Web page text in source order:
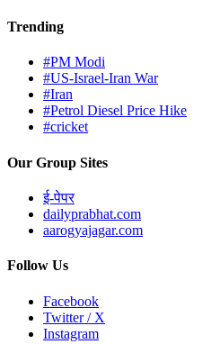
Trending
#PM Modi
#US-Israel-Iran War
#Iran
#Petrol Diesel Price Hike
#cricket
Our Group Sites
ई-पेपर
dailyprabhat.com
aarogyajagar.com
Follow Us
Facebook
Twitter / X
Instagram